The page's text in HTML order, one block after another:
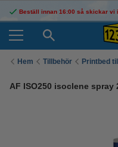
Beställ innan 16:00 så skickar vi
Hem Tillbehör Printbed
AF ISO250 isoclene spray